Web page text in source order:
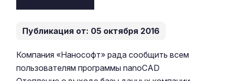
Публикация от: 05 октября 2016
Компания «Нанософт» рада сообщить всем
пользователям программы nanoCAD